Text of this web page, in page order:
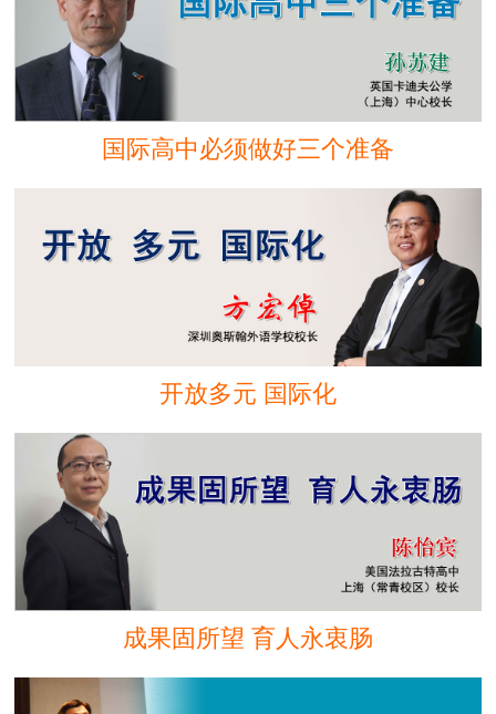
国际高中必须做好三个准备
开放多元 国际化
成果固所望 育人永衷肠